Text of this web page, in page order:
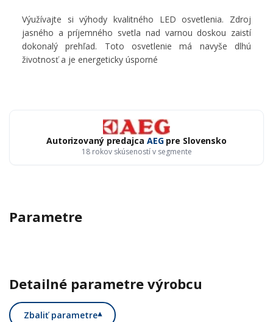
Výužívajte si výhody kvalitného LED osvetlenia. Zdroj
jasného a príjemného svetla nad varnou doskou zaistí
dokonalý prehľad. Toto osvetlenie má navyše dlhú
životnosť a je energeticky úsporné
Autorizovaný predajca AEGpre Slovensko
18 rokov skúseností v segmente
Parametre
Detailné parametre výrobcu
Zbaliť parametre▾